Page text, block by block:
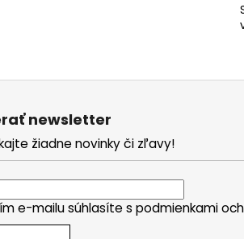
newsletter
žiadne novinky či zľavy!
e-mailu súhlasíte s podmienkami